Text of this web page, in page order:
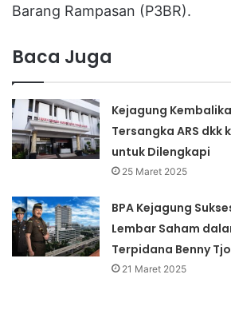
Barang Rampasan (P3BR).
Baca Juga
Kejagung
Tersangka ARS dkk
untuk Dilengkapi
25 Maret 2025
BPA Kejagung
Lembar Saham
Terpidana Benny
21 Maret 2025